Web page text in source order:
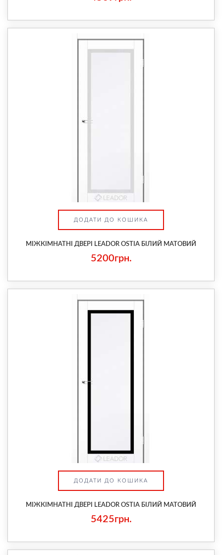
ДОДАТИ ДО КОШИКА
МІЖКІМНАТНІ ДВЕРІ LEADOR OSTIA БІЛИЙ МАТОВИЙ
5200грн.
ДОДАТИ ДО КОШИКА
МІЖКІМНАТНІ ДВЕРІ LEADOR OSTIA БІЛИЙ МАТОВИЙ
5425грн.